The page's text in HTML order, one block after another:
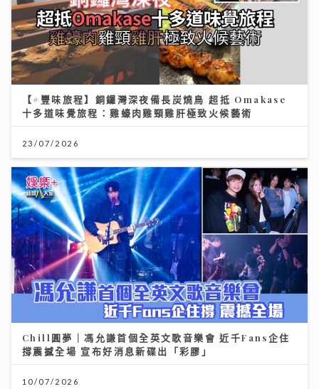
【#豐味旅程】銅鑼灣深夜備長炭燒鳥 超抵 Omakase
十多道味覺旅程：雞蠔肉雞頸雞肝極致火候藝術
23/07/2026
Chill圓夢｜馮允謙首個全英文歌音樂會 近千Fans企住
撐震撼全場 宣布好消息新碟出「彩膠」
10/07/2026